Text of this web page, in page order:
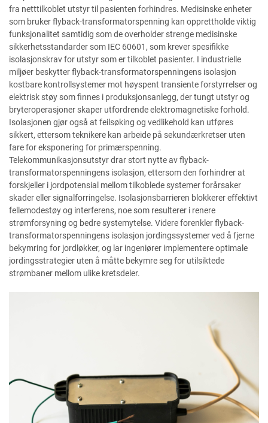
fra netttilkoblet utstyr til pasienten forhindres. Medisinske enheter
som bruker flyback-transformatorspenning kan opprettholde viktig
funksjonalitet samtidig som de overholder strenge medisinske
sikkerhetsstandarder som IEC 60601, som krever spesifikke
isolasjonskrav for utstyr som er tilkoblet pasienter. I industrielle
miljøer beskytter flyback-transformatorspenningens isolasjon
kostbare kontrollsystemer mot høyspent transiente forstyrrelser og
elektrisk støy som finnes i produksjonsanlegg, der tungt utstyr og
bryteroperasjoner skaper utfordrende elektromagnetiske forhold.
Isolasjonen gjør også at feilsøking og vedlikehold kan utføres
sikkert, ettersom teknikere kan arbeide på sekundærkretser uten
fare for eksponering for primærspenning.
Telekommunikasjonsutstyr drar stort nytte av flyback-
transformatorspenningens isolasjon, ettersom den forhindrer at
forskjeller i jordpotensial mellom tilkoblede systemer forårsaker
skader eller signalforringelse. Isolasjonsbarrieren blokkerer effektivt
fellemodestøy og interferens, noe som resulterer i renere
strømforsyning og bedre systemytelse. Videre forenkler flyback-
transformatorspenningens isolasjon jordingssystemer ved å fjerne
bekymring for jordløkker, og lar ingeniører implementere optimale
jordingsstrategier uten å måtte bekymre seg for utilsiktede
strømbaner mellom ulike kretsdeler.